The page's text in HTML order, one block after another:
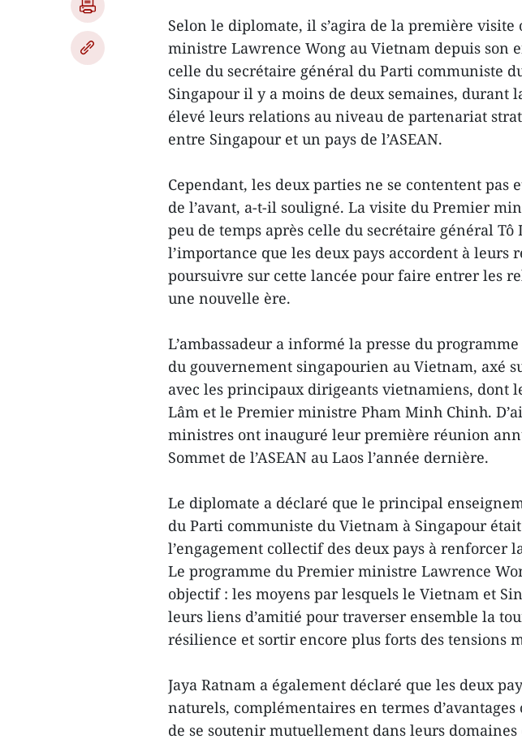
Selon le diplomate, il s’agira de la première
ministre Lawrence Wong au Vietnam depuis son
celle du secrétaire général du Parti communiste
Singapour il y a moins de deux semaines, durant
élevé leurs relations au niveau de partenariat
entre Singapour et un pays de l’ASEAN.
Cependant, les deux parties ne se contentent pas
de l’avant, a-t-il souligné. La visite du Premier
peu de temps après celle du secrétaire général Tô
l’importance que les deux pays accordent à leurs
poursuivre sur cette lancée pour faire entrer les
une nouvelle ère.
L’ambassadeur a informé la presse du
du gouvernement singapourien au Vietnam, axé
avec les principaux dirigeants vietnamiens, dont
Lâm et le Premier ministre Pham Minh Chinh.
ministres ont inauguré leur première réunion
Sommet de l’ASEAN au Laos l’année dernière.
Le diplomate a déclaré que le principal
du Parti communiste du Vietnam à Singapour
l’engagement collectif des deux pays à renforcer
Le programme du Premier ministre Lawrence
objectif : les moyens par lesquels le Vietnam et
leurs liens d’amitié pour traverser ensemble la
résilience et sortir encore plus forts des tensions
Jaya Ratnam a également déclaré que les deux
naturels, complémentaires en termes
de se soutenir mutuellement dans leurs domaines